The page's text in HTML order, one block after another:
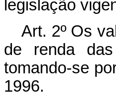
legislação
Art. 2º Os
de renda
tomando-se
1996.